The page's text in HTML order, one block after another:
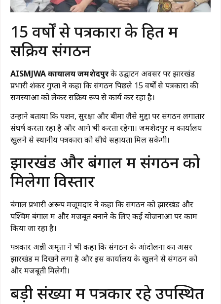
15 वर्षों से पत्रकारों के हित में
सक्रिय संगठन
AISMJWA कार्यालय जमशेदपुरके उद्घाटन अवसर पर झारखंड
प्रभारी शंकर गुप्ता ने कहा कि संगठन पिछले 15 वर्षों से पत्रकारों की
समस्याओं को लेकर सक्रिय रूप से कार्य कर रहा है।
उन्होंने बताया कि पेंशन, सुरक्षा और बीमा जैसे मुद्दों पर संगठन लगातार
संघर्ष करता रहा है और आगे भी करता रहेगा। जमशेदपुर में कार्यालय
खुलने से स्थानीय पत्रकारों को सीधे सहायता मिल सकेगी।
झारखंड और बंगाल में संगठन को
मिलेगा विस्तार
बंगाल प्रभारी अरूप मजूमदार ने कहा कि संगठन को झारखंड और
पश्चिम बंगाल में और मजबूत बनाने के लिए कई योजनाओं पर काम
किया जा रहा है।
पत्रकार अन्नी अमृता ने भी कहा कि संगठन के आंदोलनों का असर
झारखंड में दिखने लगा है और इस कार्यालय के खुलने से संगठन को
और मजबूती मिलेगी।
बड़ी संख्या में पत्रकार रहे उपस्थित